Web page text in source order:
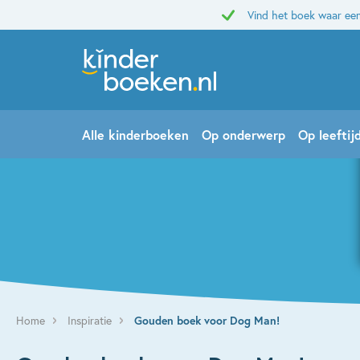
Vind het boek waar
Alle kinderboeken Op onderwerp Op
Home Inspiratie Gouden boek voor Dog Man!